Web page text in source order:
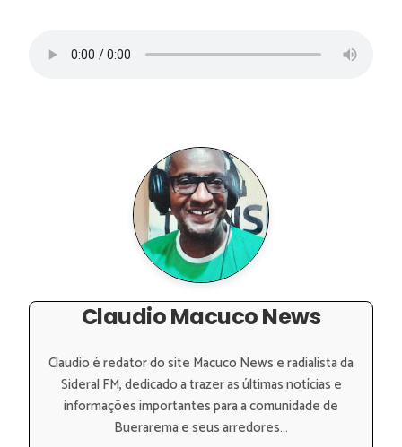
Claudio Macuco News
Claudio é redator do site Macuco News e radialista da
Sideral FM, dedicado a trazer as últimas notícias e
informações importantes para a comunidade de
Buerarema e seus arredores...